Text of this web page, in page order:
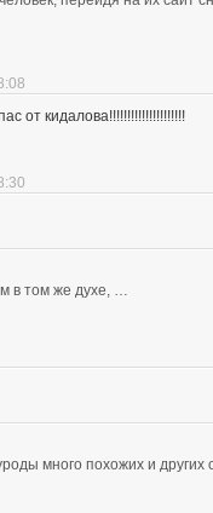
от кидалова!!!!!!!!!!!!!!!!!!!!!
в том же духе, …
много похожих и